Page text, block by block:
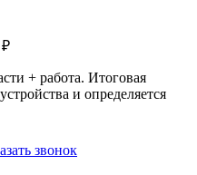
₽
+ работа. Итоговая
и определяется
звонок